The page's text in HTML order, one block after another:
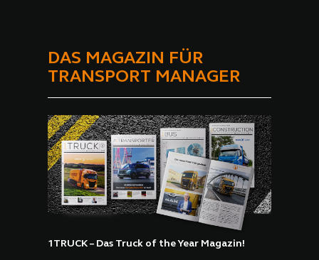
DAS MAGAZIN FÜR
TRANSPORT MANAGER
1TRUCK – Das Truck of the Year Magazin!